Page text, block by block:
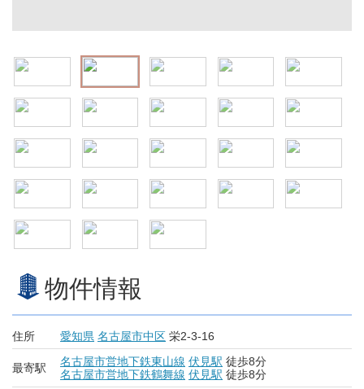
物件情報
住所 愛知県 名古屋市中区 栄2-3-16
最寄駅 名古屋市営地下鉄東山線 伏見駅 徒歩8分
名古屋市営地下鉄鶴舞線 伏見駅 徒歩8分